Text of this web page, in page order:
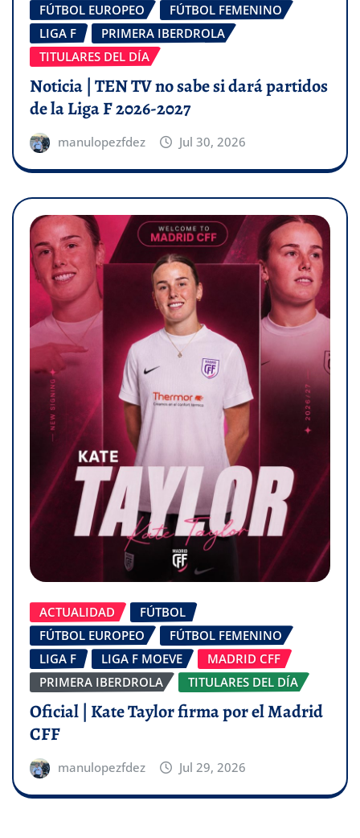
FÚTBOL EUROPEO
FÚTBOL FEMENINO
LIGA F
PRIMERA IBERDROLA
TITULARES DEL DÍA
Noticia | TEN TV no sabe si dará partidos
de la Liga F 2026-2027
manulopezfdez Jul 30, 2026
ACTUALIDAD
FÚTBOL
FÚTBOL EUROPEO
FÚTBOL FEMENINO
LIGA F
LIGA F MOEVE
MADRID CFF
PRIMERA IBERDROLA
TITULARES DEL DÍA
Oficial | Kate Taylor firma por el Madrid
CFF
manulopezfdez Jul 29, 2026